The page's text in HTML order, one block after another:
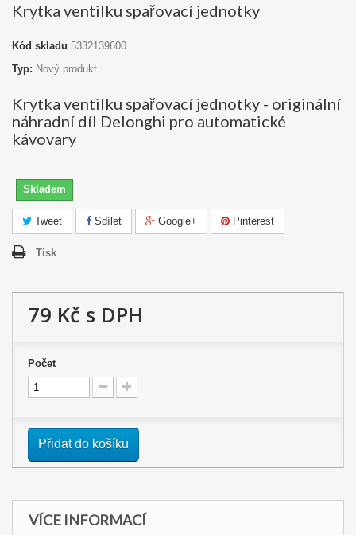
Krytka ventilku spařovací jednotky
Kód skladu 5332139600
Typ: Nový produkt
Krytka ventilku spařovací jednotky - originální
náhradní díl Delonghi pro automatické
kávovary
Skladem
Tweet Sdílet Google+ Pinterest
Tisk
79 Kč s DPH
Počet
Přidat do košíku
VÍCE INFORMACÍ